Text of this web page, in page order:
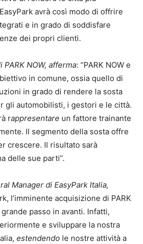
avrà così modo di offrire
e in grado di soddisfare
dei propri clienti.
PARK NOW, afferma: “PARK NOW e
in comune, ossia quello di
in grado di rendere la sosta
gli automobilisti, i gestori e le città.
rappresentare un fattore trainante
Il segmento della sosta offre
crescere. Il risultato sarà
delle sue parti”.
Manager di EasyPark Italia,
l’imminente acquisizione di PARK
passo in avanti. Infatti,
e sviluppare la nostra
estendendo le nostre attività a